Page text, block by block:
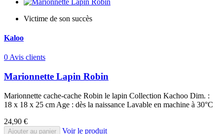
Victime de son succès
Kaloo
0 Avis clients
Marionnette Lapin Robin
Marionnette cache-cache Robin le lapin Collection Kachoo Dim. :
18 x 18 x 25 cm Age : dès la naissance Lavable en machine à 30°C
24,90 €Prix
Ajouter au panier Voir le produit